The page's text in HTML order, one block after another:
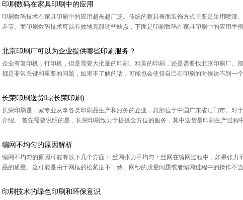
印刷数码在家具印刷中的应用
印刷数码技术在家具印刷中的应用越来越广泛。传统的家具表面装饰方式主要是采用喷漆
差等。而印刷数码技术可以有效地克服这些缺点，下面是印刷数码在家具印刷中的应用举例
北京印刷厂可以为企业提供哪些印刷服务？
企业有复印机，打印机，但是需要大批量的印刷、精美的印刷，还是需要找北京印刷厂。
都是非常关键和重要的问题，如果不了解的话，可能也会使得自己在印刷的时候达不到一个
长荣印刷送货吗(长荣印刷)
长荣印刷是一家专业从事各类印刷品生产和服务的企业，总部位于中国广东省江门市。对
介绍。 首先需要说明的是，长荣印刷致力于提供全方位的服务，其中送货是印刷生产过程
编网不均匀的原因解析
编网不均匀的原因可能有以下几个方面： 丝网张力不均匀：丝网在编网过程中，如果张
品的质量。这可能是由于网框的松紧度不一致、网纱的质量问题或者编网过程中的操作不当
印刷技术的绿色印刷和环保意识